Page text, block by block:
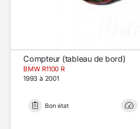
Compteur (tableau de bord)
BMW R1100 R
1993 à 2001
Bon état